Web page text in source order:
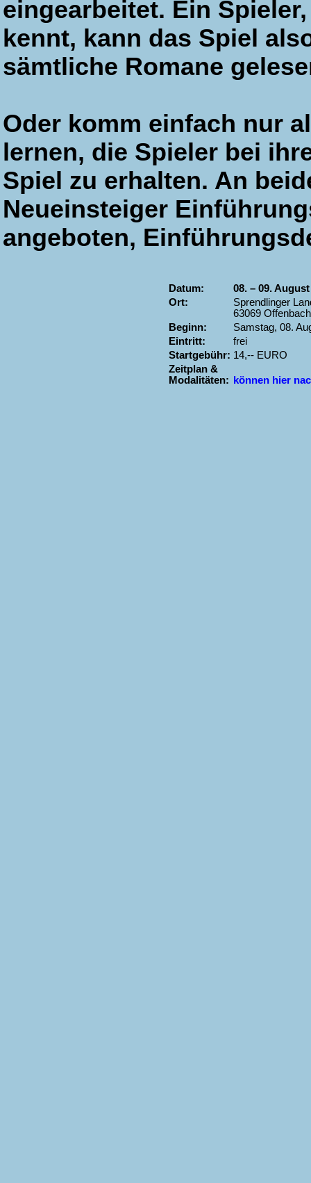
eingearbeitet. Ein
kennt, kann das Spiel
sämtliche Romane
Oder komm einfach nur
lernen, die Spieler bei
Spiel zu erhalten. An
Neueinsteiger
angeboten,
Datum:
08. – 09. August
Ort:
Sprendlinger
63069
Beginn:
Samstag, 08.
Eintritt:
frei
Startgebühr: 14,-- EURO
Zeitplan &
Modalitäten:
können hier